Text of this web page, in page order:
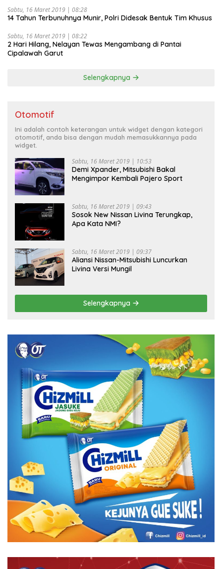
Sabtu, 16 Maret 2019 | 08:28
14 Tahun Terbunuhnya Munir, Polri Didesak Bentuk Tim Khusus
Sabtu, 16 Maret 2019 | 08:22
2 Hari Hilang, Nelayan Tewas Mengambang di Pantai
Cipalawah Garut
Selengkapnya
Otomotif
Ini adalah contoh keterangan untuk widget dengan kategori
otomotif, anda bisa dengan mudah memasukkannya pada
widget.
Sabtu, 16 Maret 2019 | 10:53
Demi Xpander, Mitsubishi Bakal
Mengimpor Kembali Pajero Sport
Sabtu, 16 Maret 2019 | 09:43
Sosok New Nissan Livina Terungkap,
Apa Kata NMI?
Sabtu, 16 Maret 2019 | 09:37
Aliansi Nissan-Mitsubishi Luncurkan
Livina Versi Mungil
Selengkapnya